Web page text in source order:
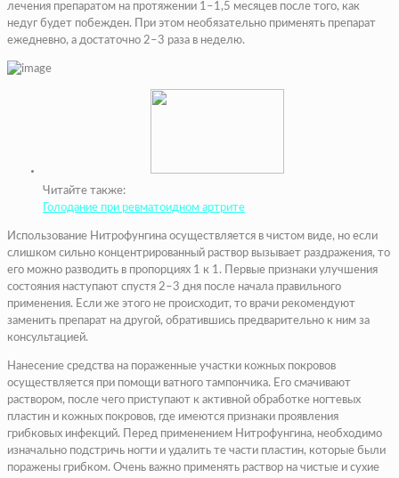
лечения препаратом на протяжении 1–1,5 месяцев после того, как
недуг будет побежден. При этом необязательно применять препарат
ежедневно, а достаточно 2–3 раза в неделю.
Читайте также:
Голодание при ревматоидном артрите
Использование Нитрофунгина осуществляется в чистом виде, но если
слишком сильно концентрированный раствор вызывает раздражения, то
его можно разводить в пропорциях 1 к 1. Первые признаки улучшения
состояния наступают спустя 2–3 дня после начала правильного
применения. Если же этого не происходит, то врачи рекомендуют
заменить препарат на другой, обратившись предварительно к ним за
консультацией.
Нанесение средства на пораженные участки кожных покровов
осуществляется при помощи ватного тампончика. Его смачивают
раствором, после чего приступают к активной обработке ногтевых
пластин и кожных покровов, где имеются признаки проявления
грибковых инфекций. Перед применением Нитрофунгина, необходимо
изначально подстричь ногти и удалить те части пластин, которые были
поражены грибком. Очень важно применять раствор на чистые и сухие